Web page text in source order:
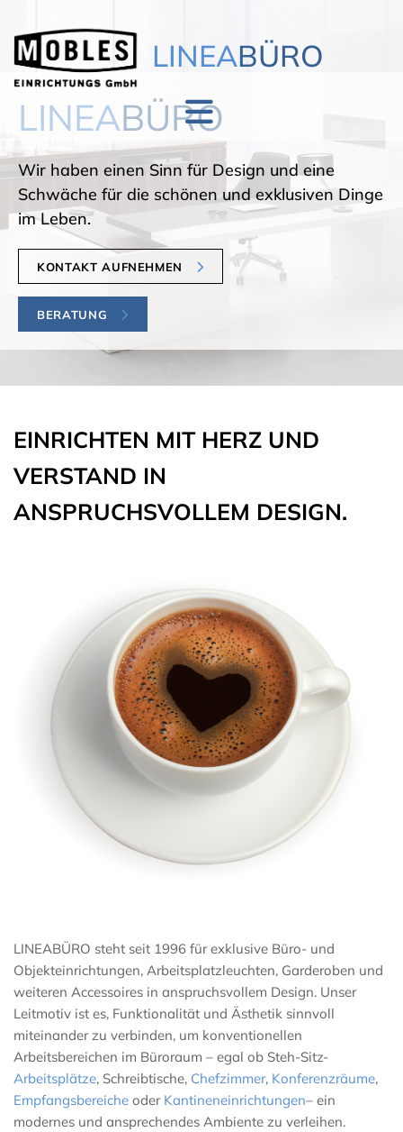
LINEABÜRO
LINEABÜRO
Wir haben einen Sinn für Design und eine
Schwäche für die schönen und exklusiven Dinge
im Leben.
KONTAKT AUFNEHMEN
BERATUNG
EINRICHTEN MIT HERZ UND
VERSTAND IN
ANSPRUCHSVOLLEM DESIGN.
LINEABÜRO steht seit 1996 für exklusive Büro- und
Objekteinrichtungen, Arbeitsplatzleuchten, Garderoben und
weiteren Accessoires in anspruchsvollem Design. Unser
Leitmotiv ist es, Funktionalität und Ästhetik sinnvoll
miteinander zu verbinden, um konventionellen
Arbeitsbereichen im Büroraum – egal ob Steh-Sitz-
Arbeitsplätze, Schreibtische, Chefzimmer, Konferenzräume,
Empfangsbereiche oder Kantineneinrichtungen– ein
modernes und ansprechendes Ambiente zu verleihen.